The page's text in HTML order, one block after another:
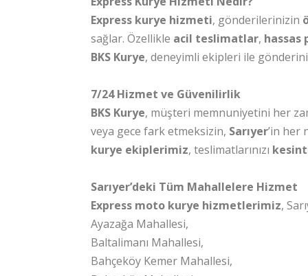
Express kurye hizmeti, gönderilerinizin
sağlar. Özellikle acil teslimatlar, hassas
BKS Kurye, deneyimli ekipleri ile
7/24 Hizmet ve Güvenilirlik
BKS Kurye, müşteri memnuniyetini her
veya gece fark etmeksizin, Sarıyer’in her
kurye ekiplerimiz, teslimatlarınızı
Sarıyer’deki Tüm Mahallelere Hizmet
Express moto kurye hizmetlerimiz,
Ayazağa Mahallesi,
Baltalimanı Mahallesi,
Bahçeköy Kemer Mahallesi,